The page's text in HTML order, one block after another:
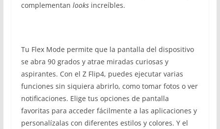
complementan looksincreíbles.
Tu Flex Mode permite que la pantalla del dispositivo
se abra 90 grados y atrae miradas curiosas y
aspirantes. Con el Z Flip4, puedes ejecutar varias
funciones sin siquiera abrirlo, como tomar fotos o ver
notificaciones. Elige tus opciones de pantalla
favoritas para acceder fácilmente a las aplicaciones y
personalízalas con diferentes estilos y colores. Y el